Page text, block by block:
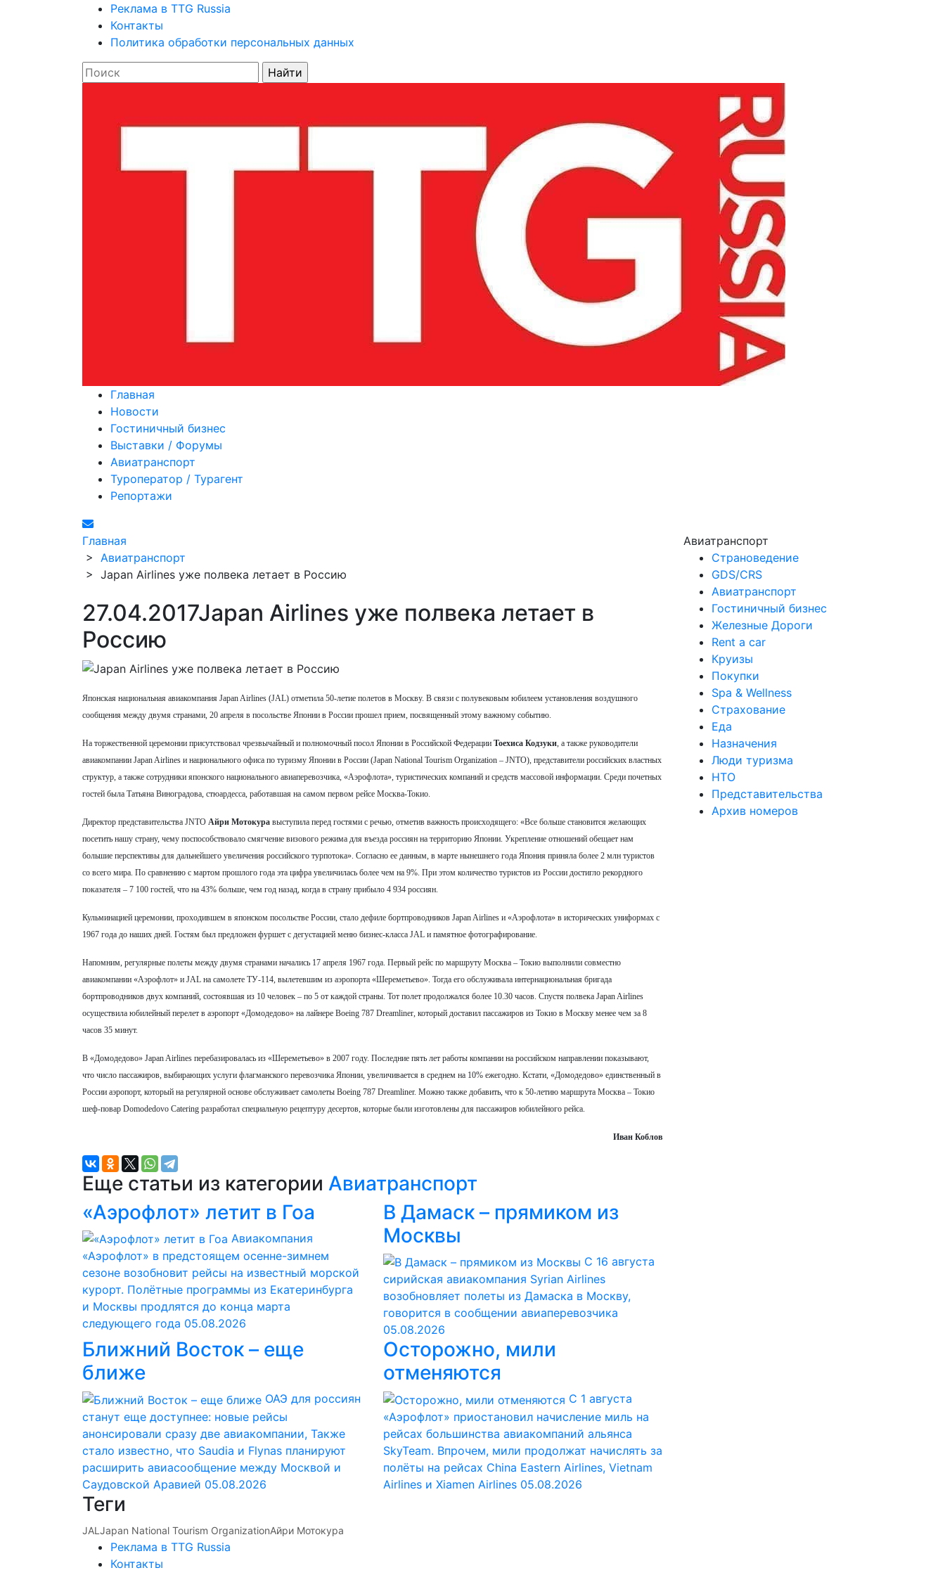
Реклама в TTG Russia
Контакты
Политика обработки персональных данных
Главная
Новости
Гостиничный бизнес
Выставки / Форумы
Авиатранспорт
Туроператор / Турагент
Репортажи
Главная
> Авиатранспорт
> Japan Airlines уже полвека летает в Россию
27.04.2017Japan Airlines уже полвека летает в
Россию
Японская национальная авиакомпания Japan Airlines (JAL) отметила 50-летие полетов в Москву. В связи с полувековым юбилеем установления воздушного
сообщения между двумя странами, 20 апреля в посольстве Японии в России прошел прием, посвященный этому важному событию.
На торжественной церемонии присутствовал чрезвычайный и полномочный посол Японии в Российской Федерации Тоехиса Кодзуки , а также руководители
авиакомпании Japan Airlines и национального офиса по туризму Японии в России (Japan National Tourism Organization – JNTO), представители российских властных
структур, а также сотрудники японского национального авиаперевозчика, «Аэрофлота», туристических компаний и средств массовой информации. Среди почетных
гостей была Татьяна Виноградова, стюардесса, работавшая на самом первом рейсе Москва-Токио.
Директор представительства JNTO Айри Мотокура выступила перед гостями с речью, отметив важность происходящего: «Все больше становится желающих
посетить нашу страну, чему поспособствовало смягчение визового режима для въезда россиян на территорию Японии. Укрепление отношений обещает нам
большие перспективы для дальнейшего увеличения российского турпотока». Согласно ее данным, в марте нынешнего года Япония приняла более 2 млн туристов
со всего мира. По сравнению с мартом прошлого года эта цифра увеличилась более чем на 9%. При этом количество туристов из России достигло рекордного
показателя – 7 100 гостей, что на 43% больше, чем год назад, когда в страну прибыло 4 934 россиян.
Кульминацией церемонии, проходившем в японском посольстве России, стало дефиле бортпроводников Japan Airlines и «Аэрофлота» в исторических униформах с
1967 года до наших дней. Гостям был предложен фуршет с дегустацией меню бизнес-класса JAL и памятное фотографирование.
Напомним, регулярные полеты между двумя странами начались 17 апреля 1967 года. Первый рейс по маршруту Москва – Токио выполнили совместно
авиакомпании «Аэрофлот» и JAL на самолете ТУ-114, вылетевшим из аэропорта «Шереметьево». Тогда его обслуживала интернациональная бригада
бортпроводников двух компаний, состоявшая из 10 человек – по 5 от каждой страны. Тот полет продолжался более 10.30 часов. Спустя полвека Japan Airlines
осуществила юбилейный перелет в аэропорт «Домодедово» на лайнере Boeing 787 Dreamliner, который доставил пассажиров из Токио в Москву менее чем за 8
часов 35 минут.
В «Домодедово» Japan Airlines перебазировалась из «Шереметьево» в 2007 году. Последние пять лет работы компании на российском направлении показывают,
что число пассажиров, выбирающих услуги флагманского перевозчика Японии, увеличивается в среднем на 10% ежегодно. Кстати, «Домодедово» единственный в
России аэропорт, который на регулярной основе обслуживает самолеты Boeing 787 Dreamliner. Можно также добавить, что к 50-летию маршрута Москва – Токио
шеф-повар Domodedovo Catering разработал специальную рецептуру десертов, которые были изготовлены для пассажиров юбилейного рейса.
Иван Коблов
Еще статьи из категории Авиатранспорт
«Аэрофлот» летит в Гоа
Авиакомпания
«Аэрофлот» в предстоящем осенне-зимнем
сезоне возобновит рейсы на известный морской
курорт. Полётные программы из Екатеринбурга
и Москвы продлятся до конца марта
следующего года 05.08.2026
В Дамаск – прямиком из
Москвы
С 16 августа
сирийская авиакомпания Syrian Airlines
возобновляет полеты из Дамаска в Москву,
говорится в сообщении авиаперевозчика
05.08.2026
Ближний Восток – еще
ближе
ОАЭ для россиян
станут еще доступнее: новые рейсы
анонсировали сразу две авиакомпании, Также
стало известно, что Saudia и Flynas планируют
расширить авиасообщение между Москвой и
Саудовской Аравией 05.08.2026
Осторожно, мили
отменяются
С 1 августа
«Аэрофлот» приостановил начисление миль на
рейсах большинства авиакомпаний альянса
SkyTeam. Впрочем, мили продолжат начислять за
полёты на рейсах China Eastern Airlines, Vietnam
Airlines и Xiamen Airlines 05.08.2026
Теги
JAL Japan National Tourism OrganizationАйри Мотокура
Авиатранспорт
Страноведение
GDS/CRS
Авиатранспорт
Гостиничный бизнес
Железные Дороги
Rent a car
Круизы
Покупки
Spa & Wellness
Страхование
Еда
Назначения
Люди туризма
НТО
Представительства
Архив номеров
Реклама в TTG Russia
Контакты